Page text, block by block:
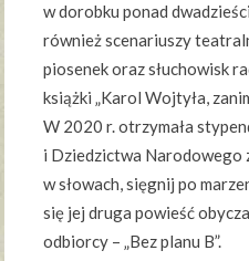
w dorobku ponad
również scenariuszy
piosenek oraz słuchowisk
książki „Karol Wojtyła,
W 2020 r. otrzymała
i Dziedzictwa Narodowego
w słowach, sięgnij po
się jej druga powieść
odbiorcy – „Bez planu B”.